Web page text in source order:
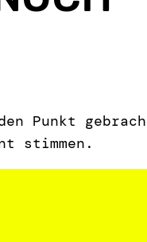
Punkt
stimmen.